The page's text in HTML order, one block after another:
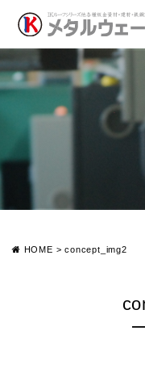
HOME >concept_img2